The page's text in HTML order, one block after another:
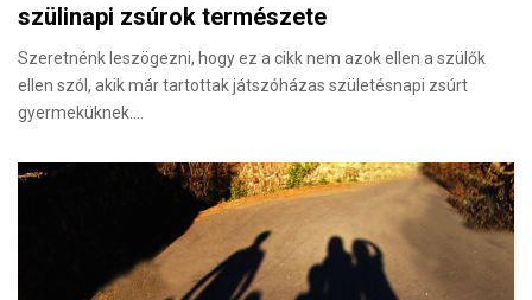
szülinapi zsúrok természete
Szeretnénk leszögezni, hogy ez a cikk nem azok ellen a szülők
ellen szól, akik már tartottak játszóházas születésnapi zsúrt
gyermeküknek.…